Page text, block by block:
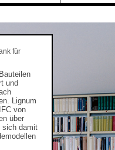
für
und
Lignum
von
über
sich damit